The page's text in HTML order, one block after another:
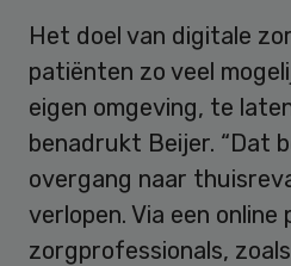
Het doel van digitale
patiënten zo veel
eigen omgeving, te
benadrukt Beijer. “Dat
overgang naar
verlopen. Via een online
zorgprofessionals,